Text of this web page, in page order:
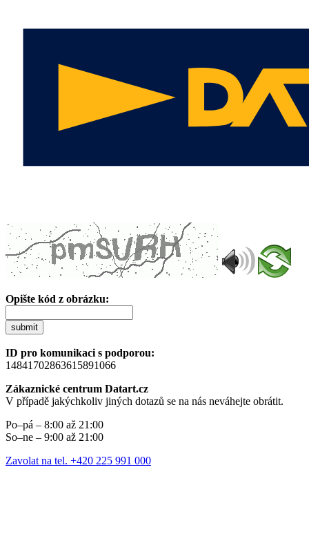
Opište kód z obrázku:
submit
ID pro komunikaci s podporou:
14841702863615891066
Zákaznické centrum Datart.cz
V případě jakýchkoliv jiných dotazů se na nás neváhejte obrátit.
Po–pá – 8:00 až 21:00
So–ne – 9:00 až 21:00
Zavolat na tel. +420 225 991 000